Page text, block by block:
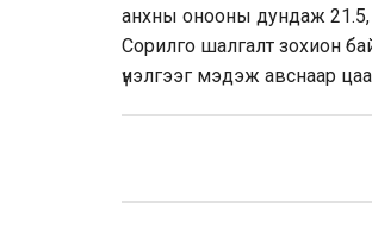
анхны онооны дундаж 21.5,
Сорилго шалгалт зохион
үнэлгээг мэдэж авснаар